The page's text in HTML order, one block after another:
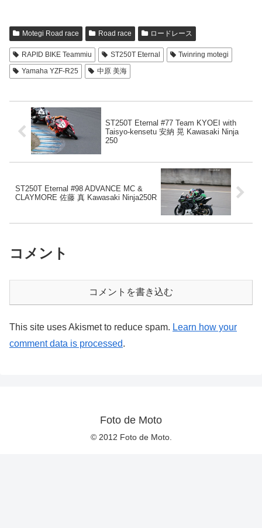
Motegi Road race Road race ロードレース
RAPID BIKE Teammiu ST250T Eternal
Twinring motegi
Yamaha YZF-R25
中原 美海
ST250T Eternal #77 Team KYOEI with
Taisyo-kensetu 安納 晃 Kawasaki Ninja
250
ST250T Eternal #98 ADVANCE MC &
CLAYMORE 佐藤 真 Kawasaki Ninja250R
コメント
コメントを書き込む
This site uses Akismet to reduce spam. Learn how your
comment data is processed.
Foto de Moto
© 2012 Foto de Moto.